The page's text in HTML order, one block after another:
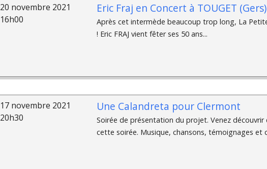
20 novembre 2021
16h00
Eric Fraj en Concert à TOUGET (Gers)
Après cet intermède beaucoup trop long, La
! Eric FRAJ vient fêter ses 50 ans...
17 novembre 2021
20h30
Une Calandreta pour Clermont
Soirée de présentation du projet. Venez
cette soirée. Musique, chansons, témoignages et